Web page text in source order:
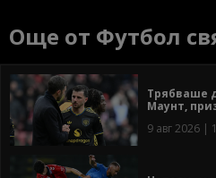
Още от Футбол
Трябваше
Маунт,
9 авг 2026 |